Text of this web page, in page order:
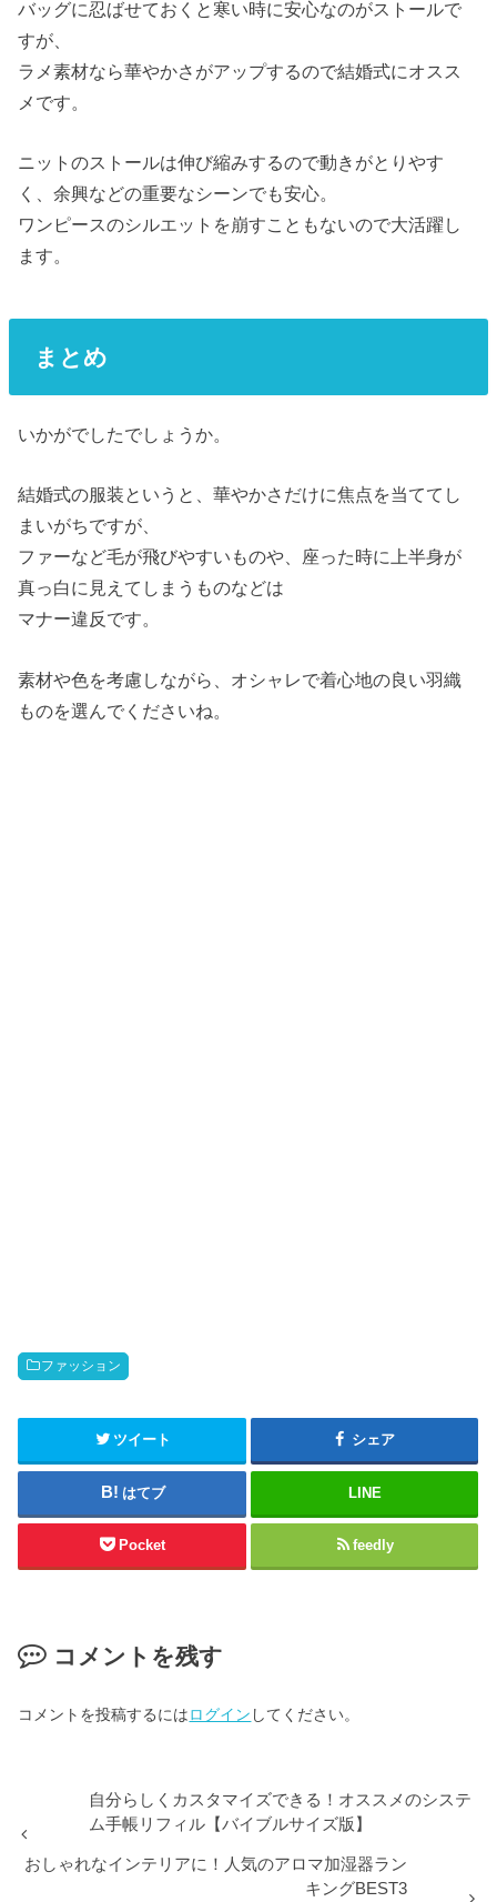
バッグに忍ばせておくと寒い時に安心なのがストールで
すが、
ラメ素材なら華やかさがアップするので結婚式にオスス
メです。
ニットのストールは伸び縮みするので動きがとりやす
く、余興などの重要なシーンでも安心。
ワンピースのシルエットを崩すこともないので大活躍し
ます。
まとめ
いかがでしたでしょうか。
結婚式の服装というと、華やかさだけに焦点を当ててし
まいがちですが、
ファーなど毛が飛びやすいものや、座った時に上半身が
真っ白に見えてしまうものなどは
マナー違反です。
素材や色を考慮しながら、オシャレで着心地の良い羽織
ものを選んでくださいね。
ファッション
ツイート シェア
はてブ LINE
Pocket feedly
コメントを残す
コメントを投稿するにはログイン してください。
自分らしくカスタマイズできる！オススメのシステ
ム手帳リフィル【バイブルサイズ版】
おしゃれなインテリアに！人気のアロマ加湿器ラン
キングBEST3